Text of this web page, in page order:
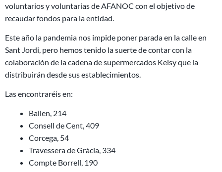
voluntarios y voluntarias de AFANOC con el objetivo de
recaudar fondos para la entidad.
Este año la pandemia nos impide poner parada en la calle en
Sant Jordi, pero hemos tenido la suerte de contar con la
colaboración de la cadena de supermercados Keisy que la
distribuirán desde sus establecimientos.
Las encontraréis en:
Bailen, 214
Consell de Cent, 409
Corcega, 54
Travessera de Gràcia, 334
Compte Borrell, 190